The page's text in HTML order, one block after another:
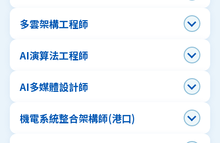
多雲架構工程師
AI演算法工程師
AI多媒體設計師
機電系統整合架構師(港口)